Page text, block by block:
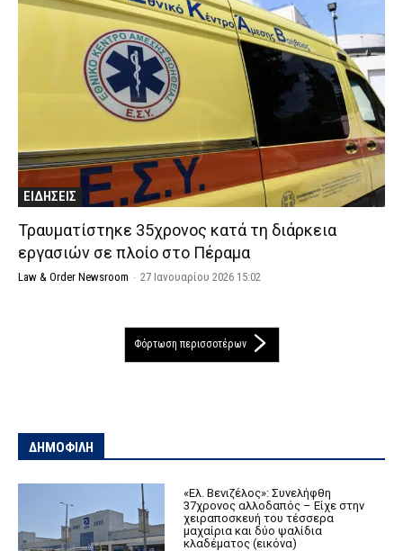
ΕΙΔΗΣΕΙΣ
Τραυματίστηκε 35χρονος κατά τη διάρκεια
εργασιών σε πλοίο στο Πέραμα
Law & Order Newsroom - 27 Ιανουαρίου 2026 15:02
Φόρτωση περισσοτέρων
ΔΗΜΟΦΙΛΗ
«Ελ. Βενιζέλος»: Συνελήφθη
37χρονος αλλοδαπός – Είχε στην
χειραποσκευή του τέσσερα
μαχαίρια και δύο ψαλίδια
κλαδέματος (εικόνα)